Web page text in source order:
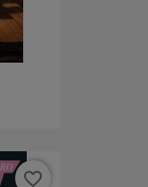
favorite_border